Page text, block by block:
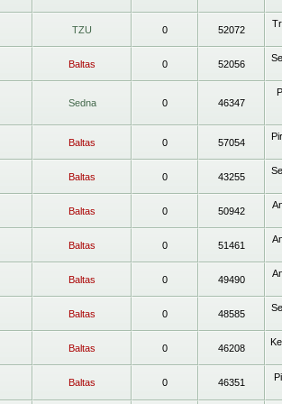
TZU 0 52072
Baltas 0 52056
Sedna 0 46347
Baltas 0 57054
Baltas 0 43255
Baltas 0 50942
Baltas 0 51461
Baltas 0 49490
Baltas 0 48585
Baltas 0 46208
Baltas 0 46351